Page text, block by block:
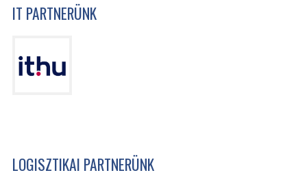
IT PARTNERÜNK
LOGISZTIKAI PARTNERÜNK